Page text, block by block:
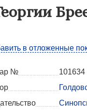
в отложенные
№
101634